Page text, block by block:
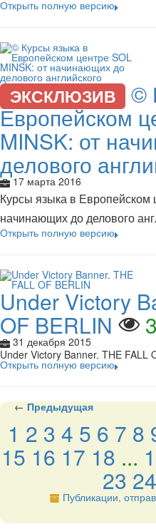
Открыть полную версию
ЭКСКЛЮЗИВ ©
Европейском
MINSK: от
делового
17 марта 2016
Курсы языка в Европейском
начинающих до делового
Открыть полную версию
Under Victory
OF BERLIN
31 декабря 2015
Under Victory Banner. THE FALL
Открыть полную версию
← Предыдущая
1 2 3 4 5 6 7 8
15 16 17 18 ...
23 24
Публикации,